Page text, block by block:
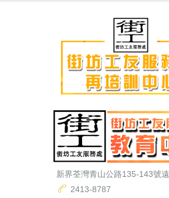
新界荃灣青山公路135-143號
2413-8787